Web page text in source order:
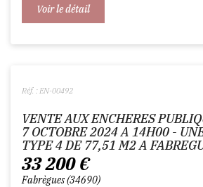
Voir le détail
VENTE AUX ENCHERES
7 OCTOBRE 2024 A 14H00 -
TYPE 4 DE 77,51 M2 A
33 200 €
Fabrègues 34690
Réf. : EN-00492